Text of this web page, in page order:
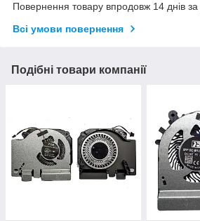
Повернення товару впродовж 14 днів
Всі умови повернення
Подібні товари компанії